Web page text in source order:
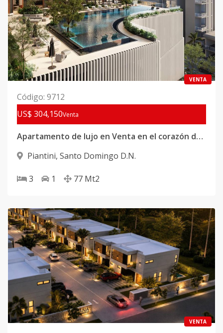
VENTA
Código: 9712
US$ 304,150Venta
Apartamento de lujo en Venta en el corazón de Piantini
Piantini, Santo Domingo D.N.
3 1 77 Mt2
VENTA